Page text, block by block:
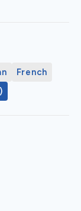
French